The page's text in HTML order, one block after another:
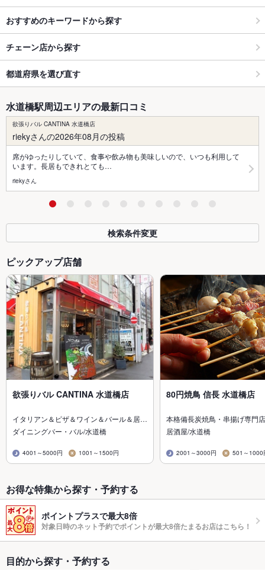
おすすめのキーワードから探す
チェーン店から探す
都道府県を選び直す
水道橋駅周辺エリアの最新口コミ
欲張りバル CANTINA 水道橋店
riekyさんの2026年08月の投稿
席がゆったりしていて、食事や飲み物も美味しいので、いつも利用して
います。長居もできれとても…
riekyさん
検索条件変更
ピックアップ店舗
欲張りバル CANTINA 水道橋店
イタリアン＆ピザ＆ワイン＆バール＆居…
ダイニングバー・バル/水道橋
4001～5000円 1001～1500円
80円焼鳥 信長 水道橋店
本格備長炭焼鳥・串揚げ専
居酒屋/水道橋
2001～3000円 501～1000
お得な特集から探す・予約する
ポイントプラスで最大8倍
対象日時のネット予約でポイントが最大8倍たまるお店はこちら！
目的から探す・予約する